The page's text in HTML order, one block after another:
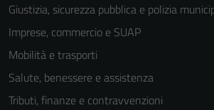
Giustizia, sicurezza pubblica e polizia
Imprese, commercio e SUAP
Mobilità e trasporti
Salute, benessere e assistenza
Tributi, finanze e contravvenzioni